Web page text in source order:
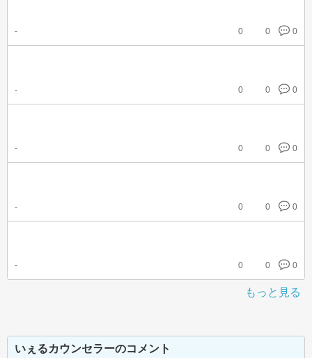
- 0 0 0
- 0 0 0
- 0 0 0
- 0 0 0
- 0 0 0
もっと見る
いぇるカウンセラーのコメント